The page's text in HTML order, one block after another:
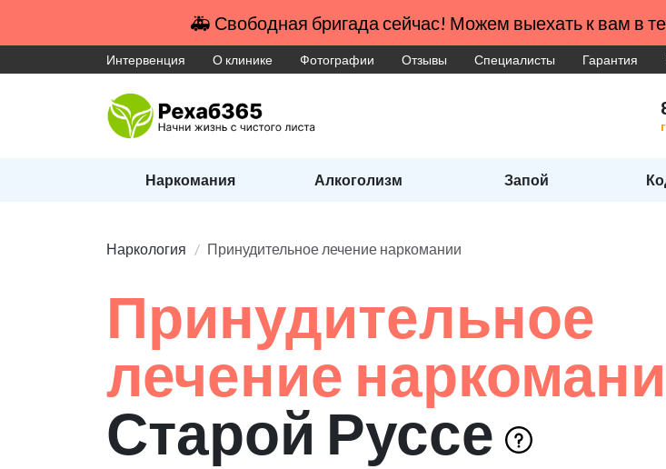
🚑 Свободная бригада сейчас! Можем выехать к вам в
Интервенция О клинике Фотографии Отзывы Специалисты Гарантия
Наркомания Алкоголизм Запой
Наркология Принудительное лечение наркомании
Принудительное
лечение
Старой Руссе